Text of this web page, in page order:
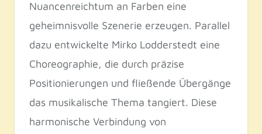
Nuancenreichtum an Farben eine
geheimnisvolle Szenerie erzeugen. Parallel
dazu entwickelte Mirko Lodderstedt eine
Choreographie, die durch präzise
Positionierungen und fließende Übergänge
das musikalische Thema tangiert. Diese
harmonische Verbindung von